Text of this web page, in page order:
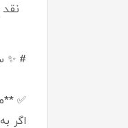
# ✨ سرم
✅